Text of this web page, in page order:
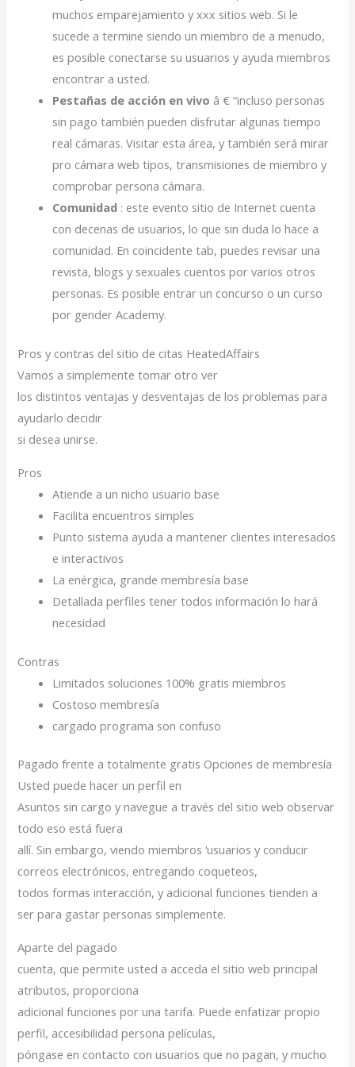
muchos emparejamiento y xxx sitios web. Si le
sucede a termine siendo un miembro de a menudo,
es posible conectarse su usuarios y ayuda miembros
encontrar a usted.
Pestañas de acción en vivo â € “incluso personas
sin pago también pueden disfrutar algunas tiempo
real cámaras. Visitar esta área, y también será mirar
pro cámara web tipos, transmisiones de miembro y
comprobar persona cámara.
Comunidad : este evento sitio de Internet cuenta
con decenas de usuarios, lo que sin duda lo hace a
comunidad. En coincidente tab, puedes revisar una
revista, blogs y sexuales cuentos por varios otros
personas. Es posible entrar un concurso o un curso
por gender Academy.
Pros y contras del sitio de citas HeatedAffairs
Vamos a simplemente tomar otro ver
los distintos ventajas y desventajas de los problemas para
ayudarlo decidir
si desea unirse.
Pros
Atiende a un nicho usuario base
Facilita encuentros simples
Punto sistema ayuda a mantener clientes interesados
e interactivos
La enérgica, grande membresía base
Detallada perfiles tener todos información lo hará
necesidad
Contras
Limitados soluciones 100% gratis miembros
Costoso membresía
cargado programa son confuso
Pagado frente a totalmente gratis Opciones de membresía
Usted puede hacer un perfil en
Asuntos sin cargo y navegue a través del sitio web observar
todo eso está fuera
allí. Sin embargo, viendo miembros ‘usuarios y conducir
correos electrónicos, entregando coqueteos,
todos formas interacción, y adicional funciones tienden a
ser para gastar personas simplemente.
Aparte del pagado
cuenta, que permite usted a acceda el sitio web principal
atributos, proporciona
adicional funciones por una tarifa. Puede enfatizar propio
perfil, accesibilidad persona películas,
póngase en contacto con usuarios que no pagan, y mucho